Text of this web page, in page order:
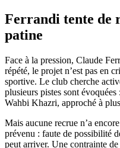
Ferrandi tente de
patine
Face à la pression, Claude
répété, le projet n’est pas en
sportive. Le club cherche
plusieurs pistes sont
Wahbi Khazri, approché à
Mais aucune recrue n’a
prévenu : faute de possibilité
peut arriver. Une contrainte